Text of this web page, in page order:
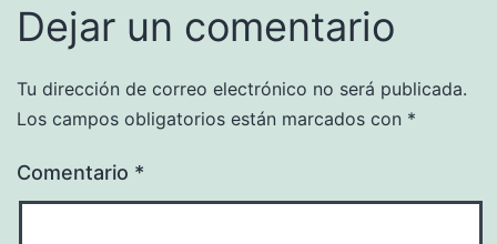
Dejar un comentario
Tu dirección de correo electrónico no será publicada.
Los campos obligatorios están marcados con *
Comentario *